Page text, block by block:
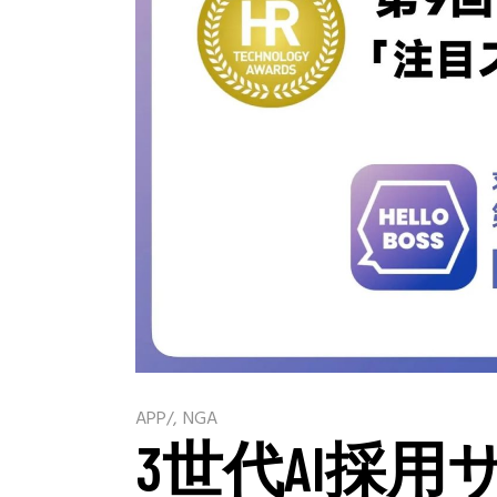
APP/ NGA
3世代AI採用